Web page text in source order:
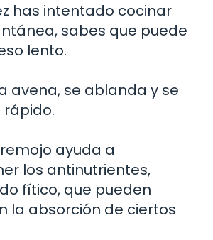
has intentado cocinar
sabes que puede
lento.
avena, se ablanda y se
ayuda a
los antinutrientes,
fítico, que pueden
la absorción de ciertos